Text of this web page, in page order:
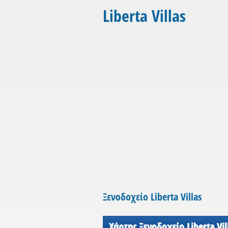
Liberta Villas
Ξενοδοχείο Liberta Villas